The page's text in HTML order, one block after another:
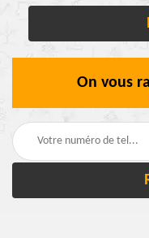
On vous